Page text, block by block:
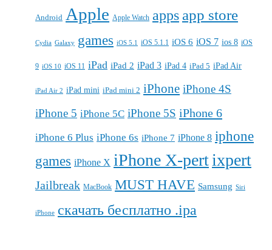
Android Apple Apple Watch apps app store
Cydia Galaxy games iOS 5.1 iOS 5.1.1 iOS 6 iOS 7 ios 8 iOS
9 iOS 10 iOS 11 iPad iPad 2 iPad 3 iPad 4 iPad 5 iPad Air
iPad Air 2 iPad mini iPad mini 2 iPhone iPhone 4S
iPhone 5 iPhone 5C iPhone 5S iPhone 6
iPhone 6 Plus iPhone 6s iPhone 7 iPhone 8 iphone
games iPhone X iPhone X-pertixpert
Jailbreak MacBook MUST HAVE Samsung Siri
iPhone скачать бесплатно .ipa